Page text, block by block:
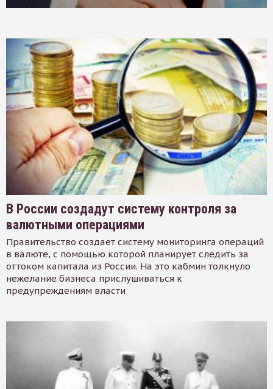
В России создадут систему контроля за
валютными операциями
Правительство создает систему мониторинга операций
в валюте, с помощью которой планирует следить за
оттоком капитала из России. На это кабмин толкнуло
нежелание бизнеса прислушиваться к
предупреждениям власти